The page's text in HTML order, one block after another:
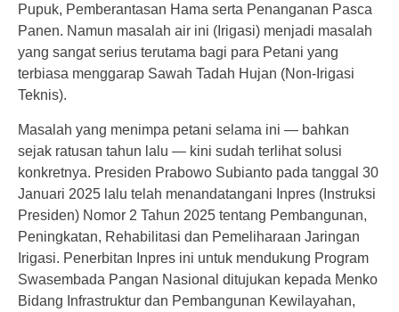
Pupuk, Pemberantasan Hama serta Penanganan Pasca
Panen. Namun masalah air ini (Irigasi) menjadi masalah
yang sangat serius terutama bagi para Petani yang
terbiasa menggarap Sawah Tadah Hujan (Non-Irigasi
Teknis).
Masalah yang menimpa petani selama ini — bahkan
sejak ratusan tahun lalu — kini sudah terlihat solusi
konkretnya. Presiden Prabowo Subianto pada tanggal 30
Januari 2025 lalu telah menandatangani Inpres (Instruksi
Presiden) Nomor 2 Tahun 2025 tentang Pembangunan,
Peningkatan, Rehabilitasi dan Pemeliharaan Jaringan
Irigasi. Penerbitan Inpres ini untuk mendukung Program
Swasembada Pangan Nasional ditujukan kepada Menko
Bidang Infrastruktur dan Pembangunan Kewilayahan,